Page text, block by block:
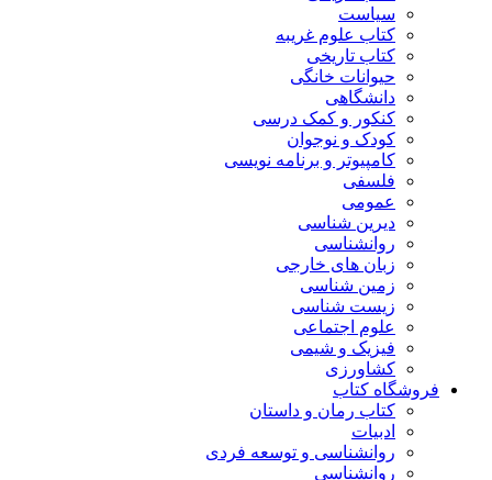
سیاست
کتاب علوم غریبه
کتاب تاریخی
حیوانات خانگی
دانشگاهی
کنکور و کمک‌ درسی
کودک و نوجوان
کامپیوتر و برنامه نویسی
فلسفی
عمومی
دیرین شناسی
روانشناسی
زبان های خارجی
زمین شناسی
زیست شناسی
علوم اجتماعی
فیزیک و شیمی
کشاورزی
فروشگاه کتاب
کتاب رمان و داستان
ادبیات
روانشناسی و توسعه فردی
روانشناسی